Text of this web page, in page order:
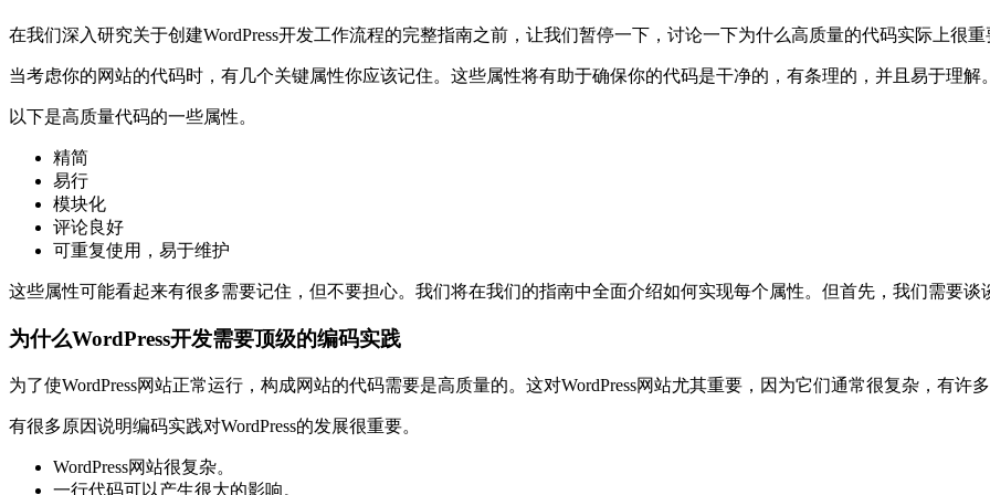
在我们深入研究关于创建WordPress开发工作流程的完整指南之前，让我们暂停一下，讨论一下为什么高质量的代码实际上很
当考虑你的网站的代码时，有几个关键属性你应该记住。这些属性将有助于确保你的代码是干净的，有条理的，并且易于理解
以下是高质量代码的一些属性。
精简
易行
模块化
评论良好
可重复使用，易于维护
这些属性可能看起来有很多需要记住，但不要担心。我们将在我们的指南中全面介绍如何实现每个属性。但首先，我们需要
为什么WordPress开发需要顶级的编码实践
为了使WordPress网站正常运行，构成网站的代码需要是高质量的。这对WordPress网站尤其重要，因为它们通常很复杂，有许
有很多原因说明编码实践对WordPress的发展很重要。
WordPress网站很复杂。
一行代码可以产生很大的影响。